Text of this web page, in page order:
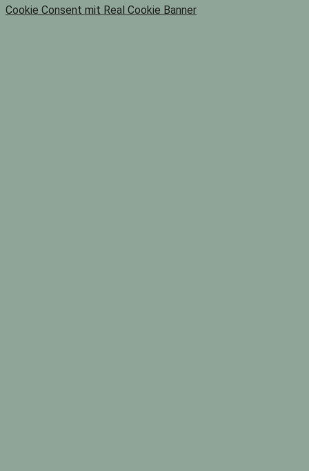
Cookie Consent mit Real Cookie Banner